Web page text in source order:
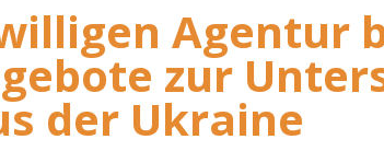
Agentur
zur
der Ukraine